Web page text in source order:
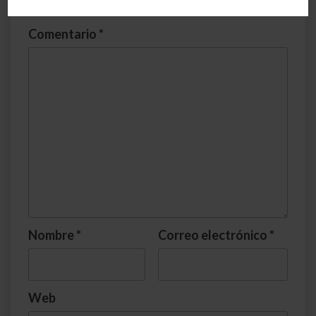
Comentario *
Nombre * Correo electrónico *
Web